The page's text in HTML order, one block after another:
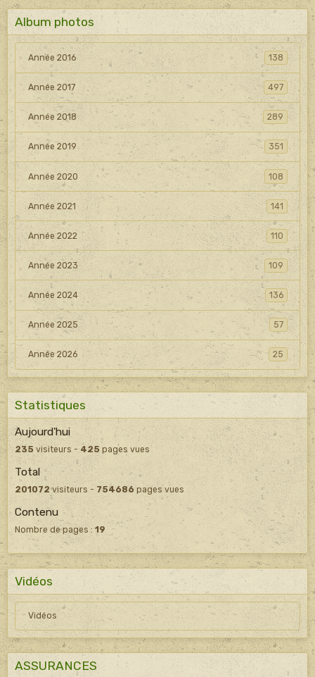
Album photos
Année 2016 138
Année 2017 497
Année 2018 289
Année 2019 351
Année 2020 108
Année 2021 141
Année 2022 110
Année 2023 109
Année 2024 136
Année 2025 57
Année 2026 25
Statistiques
Aujourd'hui
235 visiteurs - 425 pages vues
Total
201072visiteurs -754686pages vues
Contenu
Nombre de pages : 19
Vidéos
Vidéos
ASSURANCES